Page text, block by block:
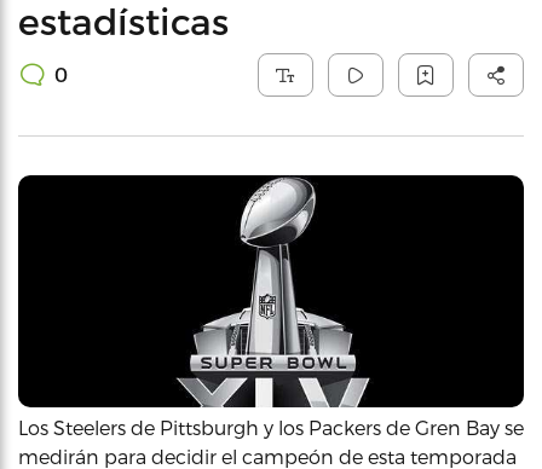
estadísticas
0
Los Steelers de Pittsburgh y los Packers de Gren Bay se
medirán para decidir el campeón de esta temporada